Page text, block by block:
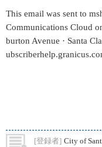
This email was sent to
Communications Cloud
burton Avenue · Santa
[登録者] City of